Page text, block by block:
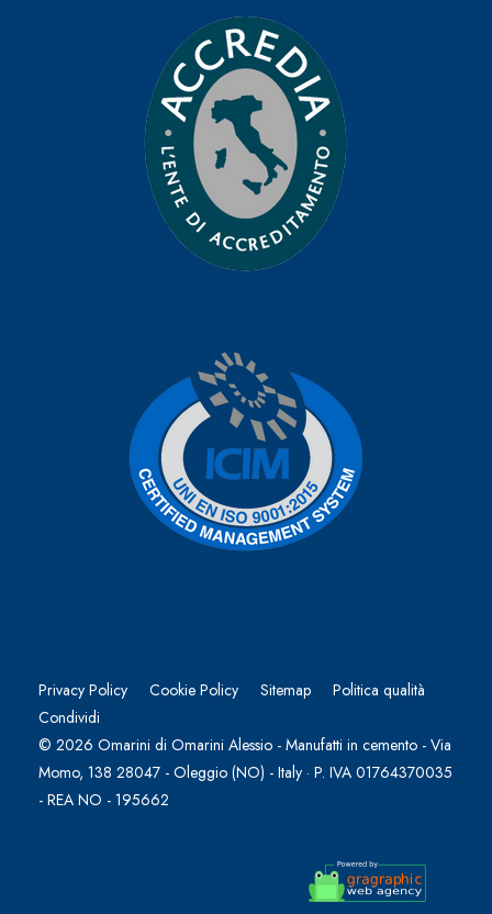
Privacy Policy Cookie Policy Sitemap
Politica qualità
Condividi
© 2026 Omarini di Omarini Alessio - Manufatti in cemento - Via
Momo, 138 28047 - Oleggio (NO) - Italy · P. IVA 01764370035
- REA NO - 195662